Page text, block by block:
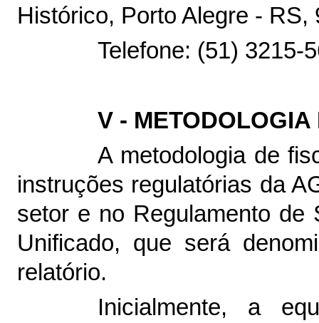
Histórico, Porto Alegre - RS,
Telefone: (51) 3215-
V -
A metodologia de
instruções regulatórias da
setor e no Regulamento
Unificado, que será
relatório.
Inicialmente, a